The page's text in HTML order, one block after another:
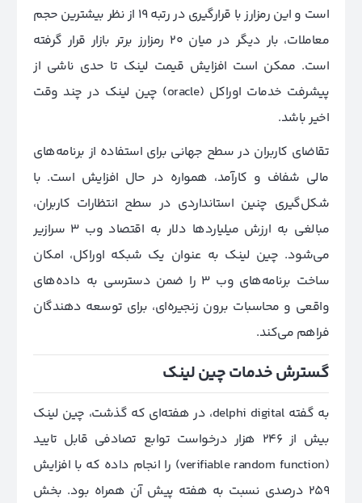
است و این رمزارز با قرارگیری در رتبه 19 از نظر بیشترین حجم
معاملات، بار دیگر در میان 20 رمزارز برتر بازار قرار گرفته
است. ممکن است افزایش قیمت لینک تا حدی ناشی از
پیشرفت خدمات اوراکل (oracle) چین لینک در چند وقت
اخیر باشد.
تقاضای کاربران در سطح جهانی برای استفاده از برنامه‌های
مالی شفاف و کارآمد، همواره در حال افزایش است. با
شکل‌گیری چنین استانداردی در سطح انتظارات کاربران،
مبالغی به ارزش میلیاردها دلار به اقتصاد وب 3 سرازیر
می‌شود. چین لینک به عنوان یک شبکه اوراکل، امکان
ساخت برنامه‌های وب 3 را ضمن دسترسی به داده‌های
واقعی و محاسبات برون زنجیره‌ای، برای توسعه دهندگان
فراهم می‌کند.
گسترش خدمات چین لینک
به گفته delphi digital، در هفته‌ای که گذشت، چین لینک
بیش از 246 هزار درخواست توابع تصادفی قابل تایید
(verifiable random function) را انجام داده که با افزایش
259 درصدی نسبت به هفته پیش آن همراه بود. بخش